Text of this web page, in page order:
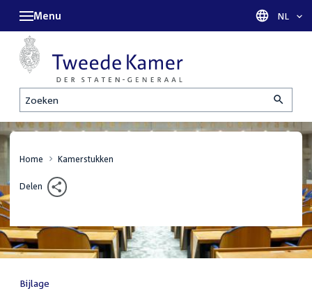
Zoeken
Menu Taal
NL
Home Kamerstukken
Delen
Bijlage